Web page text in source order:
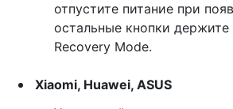
отпустите питание при
остальные кнопки держите
Recovery Mode.
Xiaomi, Huawei, ASUS